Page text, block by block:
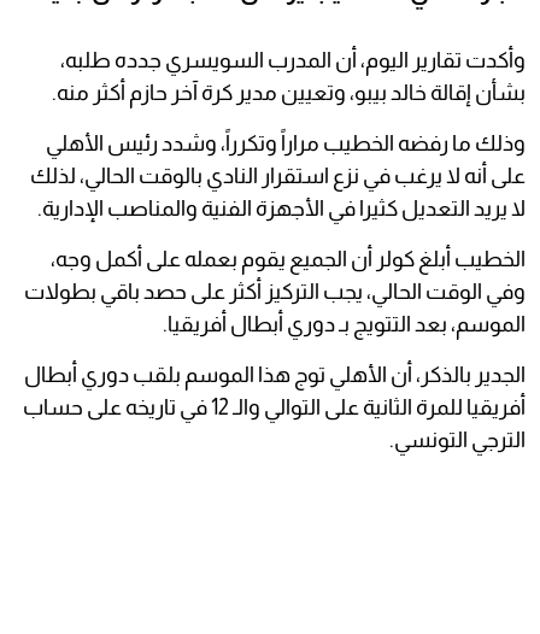
وأكدت تقارير اليوم، أن المدرب السويسري جدده طلبه،
بشأن إقالة خالد بيبو، وتعيين مدير كرة آخر حازم أكثر منه.
وذلك ما رفضه الخطيب مراراً وتكرراً، وشدد رئيس الأهلي
على أنه لا يرغب في نزع استقرار النادي بالوقت الحالي، لذلك
لا يريد التعديل كثيرا في الأجهزة الفنية والمناصب الإدارية.
الخطيب أبلغ كولر أن الجميع يقوم بعمله على أكمل وجه،
وفي الوقت الحالي، يجب التركيز أكثر على حصد باقي بطولات
الموسم، بعد التتويج بـ دوري أبطال أفريقيا.
الجدير بالذكر، أن الأهلي توج هذا الموسم بلقب دوري أبطال
أفريقيا للمرة الثانية على التوالي والـ 12 في تاريخه على حساب
الترجي التونسي.